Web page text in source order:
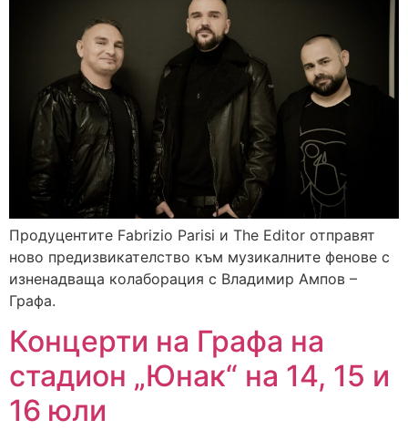
Продуцентите Fabrizio Parisi и The Editor отправят
ново предизвикателство към музикалните фенове с
изненадваща колаборация с Владимир Ампов –
Графа.
Концерти на Графа на
стадион „Юнак“ на 14, 15 и
16 юли